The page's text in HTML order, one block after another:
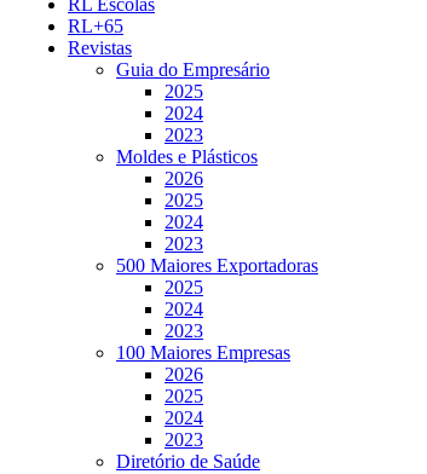
RL+65
Revistas
Guia do Empresário
2025
2024
2023
Moldes e Plásticos
2026
2025
2024
2023
500 Maiores Exportadoras
2025
2024
2023
100 Maiores Empresas
2026
2025
2024
2023
Diretório de Saúde